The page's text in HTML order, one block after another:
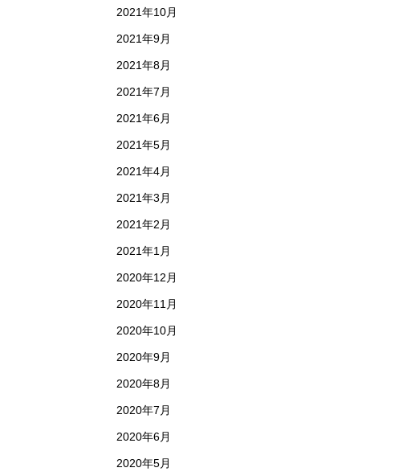
2021年10月
2021年9月
2021年8月
2021年7月
2021年6月
2021年5月
2021年4月
2021年3月
2021年2月
2021年1月
2020年12月
2020年11月
2020年10月
2020年9月
2020年8月
2020年7月
2020年6月
2020年5月